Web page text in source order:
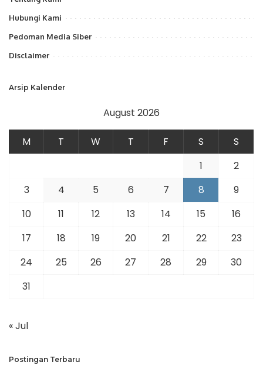
Hubungi Kami
Pedoman Media Siber
Disclaimer
Arsip Kalender
August 2026
M T W T F S
S
1
2
3
4 5 6 7 8
9
10
11 12 13 14 15
16
17
18 19 20 21 22
23
24
25 26 27 28 29
30
31
« Jul
Postingan Terbaru